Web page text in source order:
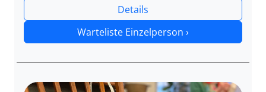
Details
Warteliste Einzelperson ›